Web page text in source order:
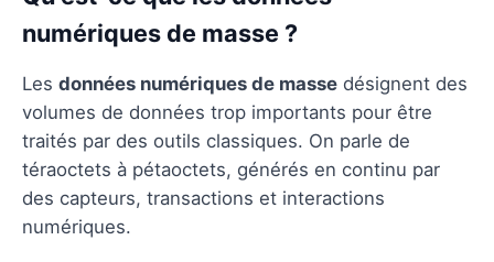
numériques de masse ?
Les données numériques de masse désignent des
volumes de données trop importants pour être
traités par des outils classiques. On parle de
téraoctets à pétaoctets, générés en continu par
des capteurs, transactions et interactions
numériques.